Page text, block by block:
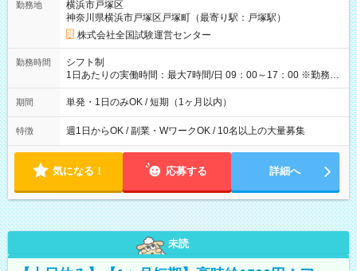
例】 ・河合塾模擬試験 8:30～17:30（休憩1時間） 時給1,300円
×8時間＝日収10,400円＋交通費 ※当日の役割により時給＋100
円の場合あり ・国家試験 7:00～13:30（休憩なし） 時給1,300
円（役割手当＋100円）×6時間＝日収8,400円＋交通費 【試用期
間】試用期間なし
勤務地
横浜市戸塚区
神奈川県横浜市戸塚区戸塚町（最寄り駅：戸塚駅）
株式会社全国試験運営センター
勤務時間
シフト制
1日あたりの実働時間：最大7時間/日 09：00～17：00 ※勤務時
間は 試験により異なります。
期間 単発・1日のみOK / 短期（1ヶ月以内）
特徴 週1日からOK / 副業・WワークOK / 10名以上の大量募集
気になる！ 応募する 詳細へ
未読